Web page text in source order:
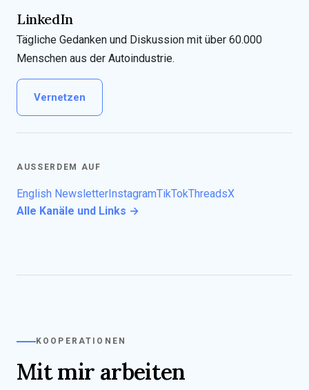
LinkedIn
Tägliche Gedanken und Diskussion mit über 60.000
Menschen aus der Autoindustrie.
Vernetzen
AUSSERDEM AUF
English NewsletterInstagramTikTokThreadsX
Alle Kanäle und Links →
KOOPERATIONEN
Mit mir arbeiten